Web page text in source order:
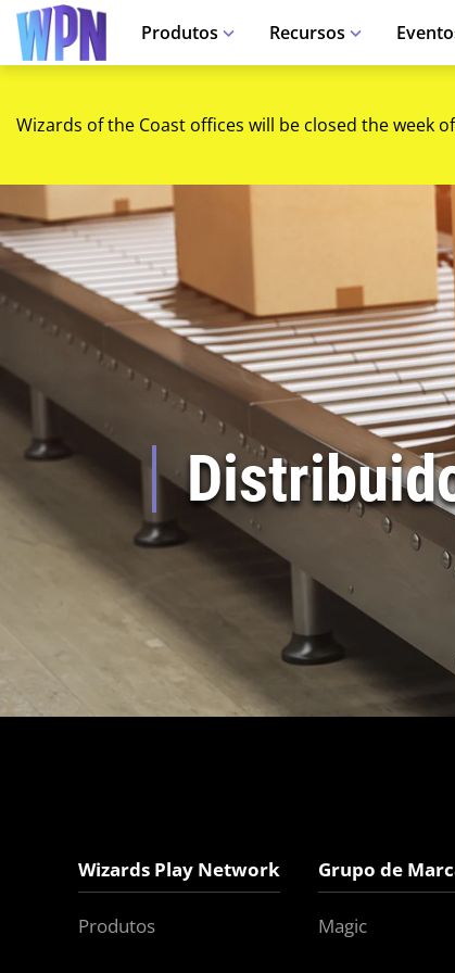
Produtos Recursos
Wizards of the Coast offices will be closed the week
Wizards Play Network
Produtos
Grupo de
Magic